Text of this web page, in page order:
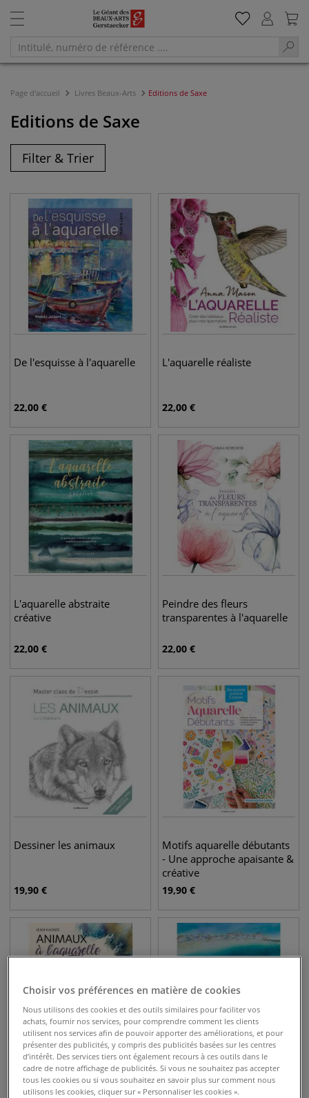
Page d'accueil Livres Beaux-Arts Editions de Saxe
Editions de Saxe
Filter & Trier
De l'esquisse à l'aquarelle
22,00 €
L'aquarelle réaliste
22,00 €
L'aquarelle abstraite
créative
22,00 €
Peindre des fleurs
transparentes à l'aquarelle
22,00 €
Dessiner les animaux
19,90 €
Motifs aquarelle débutants
- Une approche apaisante &
créative
19,90 €
Animaux à l'aquarelle
La nature à l'aquarelle en
Choisir vos préférences en matière de cookies
Nous utilisons des cookies et des outils similaires pour faciliter vos
achats, fournir nos services, pour comprendre comment les clients
utilisent nos services afin de pouvoir apporter des améliorations, et pour
présenter des publicités, y compris des publicités basées sur les centres
d’intérêt. Des services tiers ont également recours à ces outils dans le
cadre de notre affichage de publicités. Si vous ne souhaitez pas accepter
tous les cookies ou si vous souhaitez en savoir plus sur comment nous
utilisons les cookies, cliquer sur « Personnaliser les cookies ».